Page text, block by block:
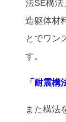
法SE構
造躯体材
とでワン
す。
「耐震
また構法